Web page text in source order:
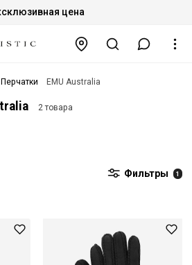
цена
Перчатки EMU Australia
2 товара
Фильтры 1